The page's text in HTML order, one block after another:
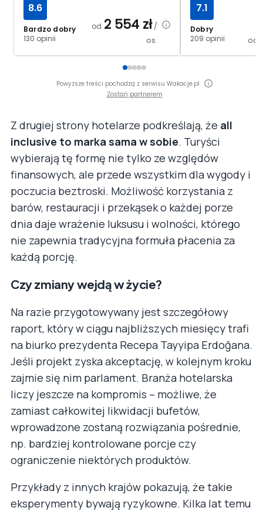
Bardzo dobry
130 opinii
8.6
od 2 554 zł/
os.
Dobry
209 opinii
7.1
od
Powyższe treści pochodzą z serwisu Wakacje.pl
Zostań partnerem
Z drugiej strony hotelarze podkreślają, że all
inclusive to marka sama w sobie. Turyści
wybierają tę formę nie tylko ze względów
finansowych, ale przede wszystkim dla wygody i
poczucia beztroski. Możliwość korzystania z
barów, restauracji i przekąsek o każdej porze
dnia daje wrażenie luksusu i wolności, którego
nie zapewnia tradycyjna formuła płacenia za
każdą porcję.
Czy zmiany wejdą w życie?
Na razie przygotowywany jest szczegółowy
raport, który w ciągu najbliższych miesięcy trafi
na biurko prezydenta Recepa Tayyipa Erdoğana.
Jeśli projekt zyska akceptację, w kolejnym kroku
zajmie się nim parlament. Branża hotelarska
liczy jeszcze na kompromis – możliwe, że
zamiast całkowitej likwidacji bufetów,
wprowadzone zostaną rozwiązania pośrednie,
np. bardziej kontrolowane porcje czy
ograniczenie niektórych produktów.
Przykłady z innych krajów pokazują, że takie
eksperymenty bywają ryzykowne. Kilka lat temu